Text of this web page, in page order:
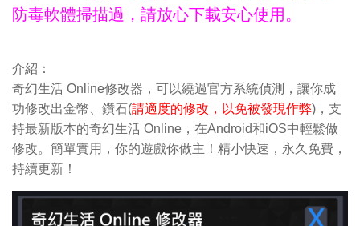
防毒軟體掃描過，請放心下載安心使用。
介紹：
奇幻生活 Online修改器，可以繞過官方系統偵測，讓你成
功修改出金幣、鑽石(請適度的修改，以免被發現作弊)，支
持最新版本的奇幻生活 Online，在Android和iOS中輕鬆做
修改。簡單實用，你的遊戲你做主！精小快速，永久免費，
持續更新！